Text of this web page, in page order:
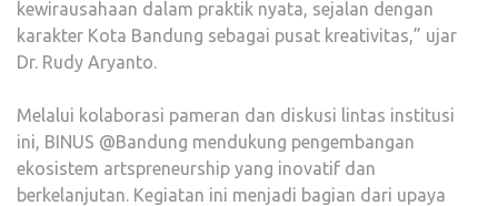
kewirausahaan dalam praktik nyata, sejalan dengan
karakter Kota Bandung sebagai pusat kreativitas,” ujar
Dr. Rudy Aryanto.
Melalui kolaborasi pameran dan diskusi lintas institusi
ini, BINUS @Bandung mendukung pengembangan
ekosistem artspreneurship yang inovatif dan
berkelanjutan. Kegiatan ini menjadi bagian dari upaya